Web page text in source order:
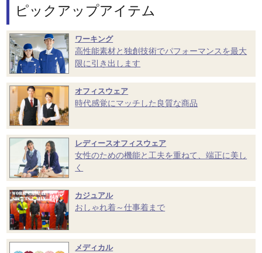
ピックアップアイテム
ワーキング
高性能素材と独創技術でパフォーマンスを最大
限に引き出します
オフィスウェア
時代感覚にマッチした良質な商品
レディースオフィスウェア
女性のための機能と工夫を重ねて、端正に美し
く
カジュアル
おしゃれ着～仕事着まで
メディカル